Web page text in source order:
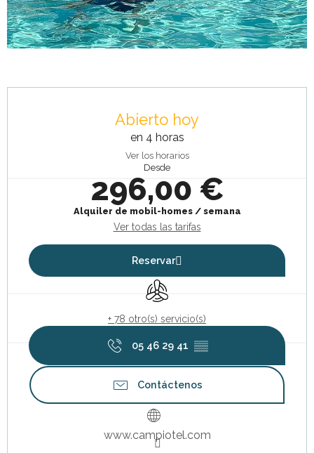
Abierto hoy
en 4 horas
Ver los horarios
Desde
296,00 €
Alquiler de mobil-homes / semana
Ver todas las tarifas
Reservar
Aire Acondicionado
+ 78 otro(s) servicio(s)
05 46 29 41 ▒▒
Contáctenos
www.campiotel.com